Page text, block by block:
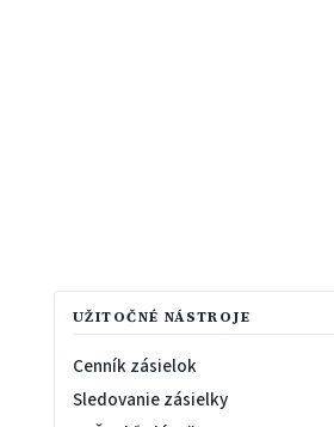
UŽITOČNÉ NÁSTROJE
Cenník zásielok
Sledovanie zásielky